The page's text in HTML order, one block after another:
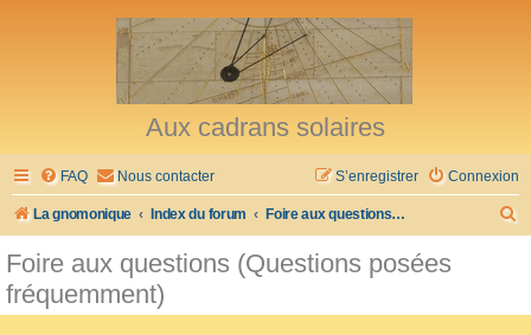
Aux cadrans solaires
FAQ Nous contacter Connexion
S’enregistrer
La gnomonique Index du forum Foire aux questions (Questions posées fréquemment)
Foire aux questions (Questions posées
fréquemment)